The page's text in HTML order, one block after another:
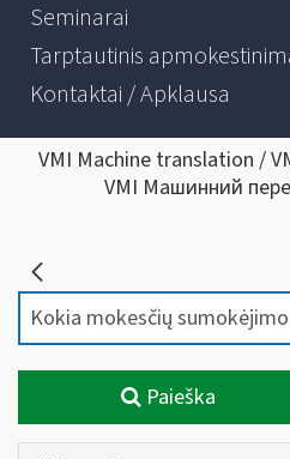
Seminarai
Tarptautinis
Kontaktai / Apklausa
VMI Machine translation /
VMI Машинний
Paieška